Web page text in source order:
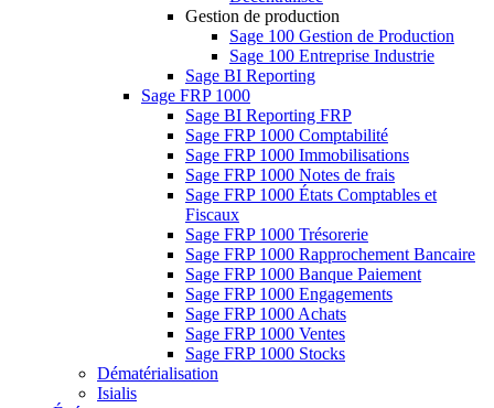
Gestion de production
Sage 100 Gestion de Production
Sage 100 Entreprise Industrie
Sage BI Reporting
Sage FRP 1000
Sage BI Reporting FRP
Sage FRP 1000 Comptabilité
Sage FRP 1000 Immobilisations
Sage FRP 1000 Notes de frais
Sage FRP 1000 États Comptables et
Fiscaux
Sage FRP 1000 Trésorerie
Sage FRP 1000 Rapprochement Bancaire
Sage FRP 1000 Banque Paiement
Sage FRP 1000 Engagements
Sage FRP 1000 Achats
Sage FRP 1000 Ventes
Sage FRP 1000 Stocks
Dématérialisation
Isialis